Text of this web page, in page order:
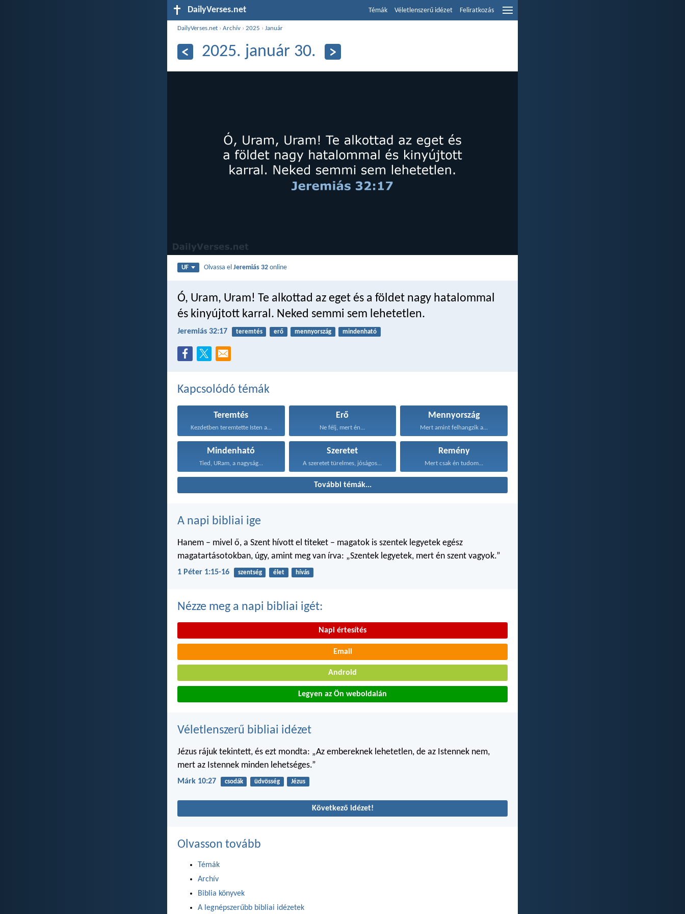
DailyVerses.net Témák Véletlenszerű idézet Feliratkozás
DailyVerses.net ›Archív ›2025 ›Január
2025. január 30.
UF Olvassa elJeremiás 32 online
Ó, Uram, Uram! Te alkottad az eget és a földet nagy hatalommal
és kinyújtott karral. Neked semmi sem lehetetlen.
Jeremiás 32:17 teremtés erő mennyország mindenható
Kapcsolódó témák
Teremtés
Kezdetben teremtette Isten a...
Erő
Ne félj, mert én...
Mennyország
Mert amint felhangzik a...
Mindenható
Tied, URam, a nagyság...
Szeretet
A szeretet türelmes, jóságos...
Remény
Mert csak én tudom...
További témák...
A napi bibliai ige
Hanem – mivel ő, a Szent hívott el titeket – magatok is szentek legyetek egész
magatartásotokban, úgy, amint meg van írva: „Szentek legyetek, mert én szent vagyok.”
1 Péter 1:15-16 szentség élet hívás
Nézze meg a napi bibliai igét:
Napi értesítés
Email
Android
Legyen az Ön weboldalán
Véletlenszerű bibliai idézet
Jézus rájuk tekintett, és ezt mondta: „Az embereknek lehetetlen, de az Istennek nem,
mert az Istennek minden lehetséges.”
Márk 10:27 csodák üdvösség Jézus
Következő idézet!
Olvasson tovább
Témák
Archív
Biblia könyvek
A legnépszerűbb bibliai idézetek